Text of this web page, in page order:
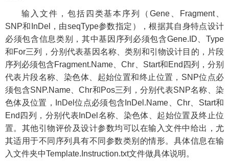
输入文件，包括四类基本序列（Gene、Fragment、
SNP和InDel，由seqType参数指定），根据其自身特点设计
必须包含信息类别，其中基因序列必须包含Gene.ID、Type
和For三列，分别代表基因名称、类别和引物设计目的，片段
序列必须包含Fragment.Name、Chr、Start和End四列，分别
代表片段名称、染色体、起始位置和终止位置，SNP位点必
须包含SNP.Name、Chr和Pos三列，分别代表SNP名称、染
色体及位置，InDel位点必须包含InDel.Name、Chr、Start和
End四列，分别代表InDel名称、染色体、起始位置及终止位
置。其他引物评价及设计参数均可以在输入文件中给出，尤
其适用于不同序列具有不同参数类别的情形。具体信息在输
入文件夹中Template.Instruction.txt文件做具体说明。